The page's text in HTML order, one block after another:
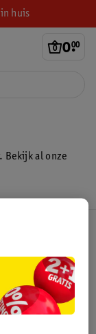
huis
0.
00
Bekijk al onze